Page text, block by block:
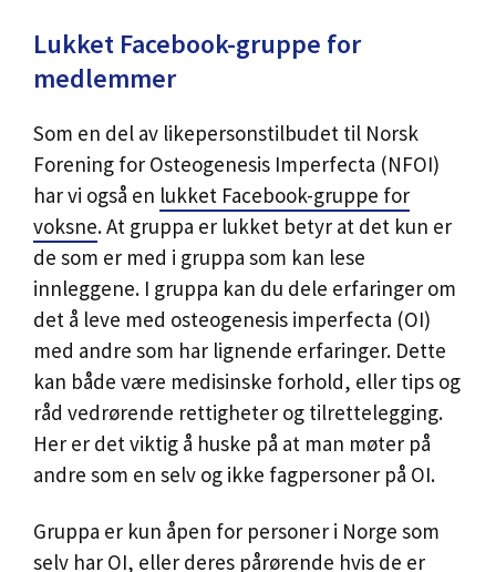
Lukket Facebook-gruppe for
medlemmer
Som en del av likepersonstilbudet til Norsk
Forening for Osteogenesis Imperfecta (NFOI)
har vi også en lukket Facebook-gruppe for
voksne. At gruppa er lukket betyr at det kun er
de som er med i gruppa som kan lese
innleggene. I gruppa kan du dele erfaringer om
det å leve med osteogenesis imperfecta (OI)
med andre som har lignende erfaringer. Dette
kan både være medisinske forhold, eller tips og
råd vedrørende rettigheter og tilrettelegging.
Her er det viktig å huske på at man møter på
andre som en selv og ikke fagpersoner på OI.
Gruppa er kun åpen for personer i Norge som
selv har OI, eller deres pårørende hvis de er